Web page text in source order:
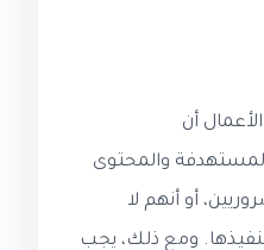
أن
المستهدفة والمحتوى
أو أنهم لا
ومع ذلك، يجب